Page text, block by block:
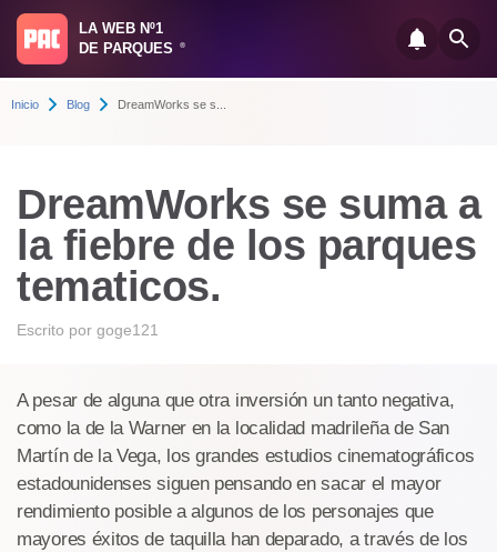
LA WEB Nº1
DE PARQUES
®
Inicio Blog DreamWorks se s...
DreamWorks se suma a
la fiebre de los parques
tematicos.
Escrito por goge121
A pesar de alguna que otra inversión un tanto negativa,
como la de la Warner en la localidad madrileña de San
Martín de la Vega, los grandes estudios cinematográficos
estadounidenses siguen pensando en sacar el mayor
rendimiento posible a algunos de los personajes que
mayores éxitos de taquilla han deparado, a través de los